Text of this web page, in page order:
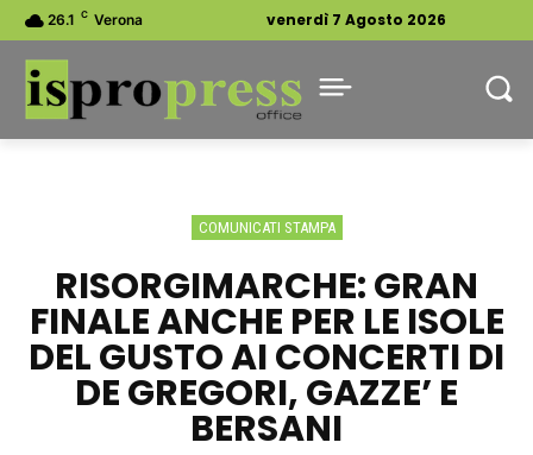
26.1 C Verona venerdì 7 Agosto 2026
COMUNICATI STAMPA
RISORGIMARCHE: GRAN
FINALE ANCHE PER LE ISOLE
DEL GUSTO AI CONCERTI DI
DE GREGORI, GAZZE’ E
BERSANI